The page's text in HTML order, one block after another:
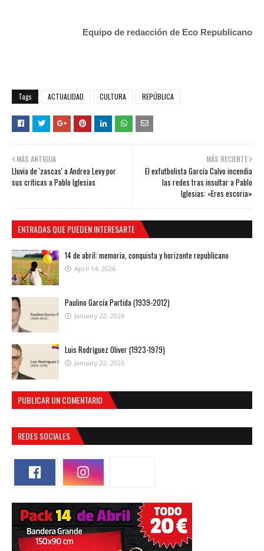
Equipo de redacción de Eco Republicano
Tags ACTUALIDAD CULTURA REPÚBLICA
MÁS RECIENTE
El exfutbolista García Calvo incendia
las redes tras insultar a Pablo
Iglesias: «Eres escoria»
MÁS ANTIGUA
Lluvia de 'zascas' a Andrea Levy por
sus críticas a Pablo Iglesias
ENTRADAS QUE PUEDEN INTERESARTE
14 de abril: memoria, conquista y horizonte republicano
April 14, 2026
Paulino García Partida (1939-2012)
January 22, 2026
Luis Rodríguez Oliver (1923-1979)
January 22, 2026
PUBLICAR UN COMENTARIO
REDES SOCIALES